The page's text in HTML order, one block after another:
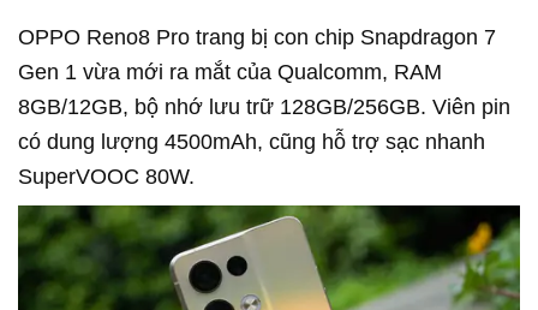
OPPO Reno8 Pro trang bị con chip Snapdragon 7
Gen 1 vừa mới ra mắt của Qualcomm, RAM
8GB/12GB, bộ nhớ lưu trữ 128GB/256GB. Viên pin
có dung lượng 4500mAh, cũng hỗ trợ sạc nhanh
SuperVOOC 80W.